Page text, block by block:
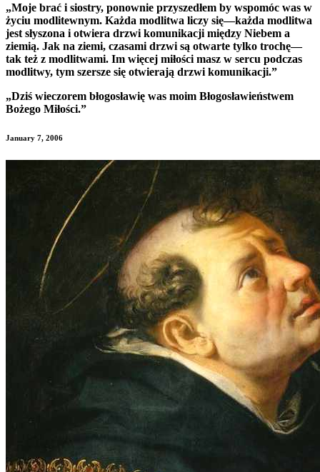
„Moje brać i siostry, ponownie przyszedłem by wspomóc was w
życiu modlitewnym. Każda modlitwa liczy się—każda modlitwa
jest słyszona i otwiera drzwi komunikacji między Niebem a
ziemią. Jak na ziemi, czasami drzwi są otwarte tylko trochę—
tak też z modlitwami. Im więcej miłości masz w sercu podczas
modlitwy, tym szersze się otwierają drzwi komunikacji.”
„Dziś wieczorem błogosławię was moim Błogosławieństwem
Bożego Miłości.”
January 7, 2006